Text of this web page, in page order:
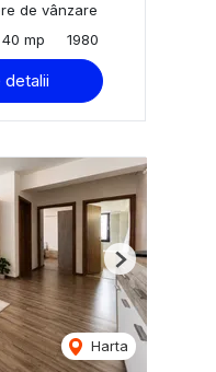
de vânzare
40 mp 1980
detalii
Harta
Next